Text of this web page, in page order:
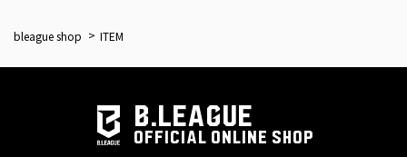
bleague shop ITEM
B.LEAGUE
OFFICIAL ONLINE SHOP